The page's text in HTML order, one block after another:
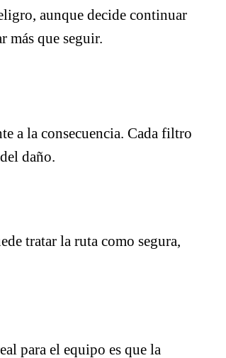
aunque decide continuar
más que seguir.
a la consecuencia. Cada filtro
daño.
tratar la ruta como segura,
para el equipo es que la